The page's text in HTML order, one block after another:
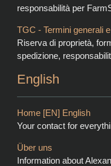
responsabilità per
TGC - Termini generali
Riserva di proprietà,
spedizione,
English
Home [EN] English
Your contact for
Über uns
Information about